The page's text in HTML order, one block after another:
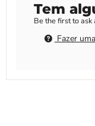
Tem
Be the first to ask
Fazer